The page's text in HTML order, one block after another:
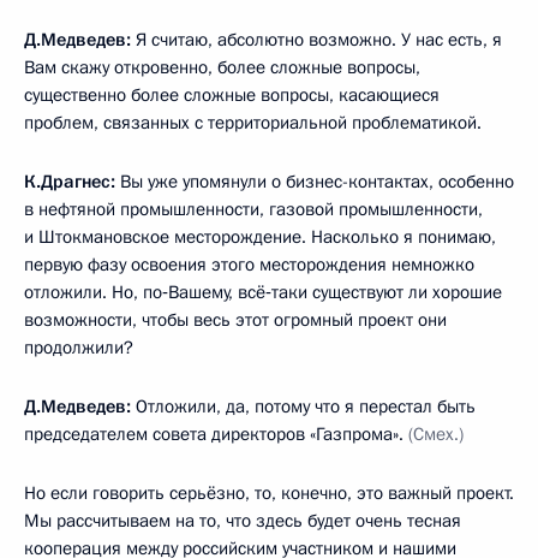
Д.Медведев: Я считаю, абсолютно возможно. У нас есть, я
Вам скажу откровенно, более сложные вопросы,
существенно более сложные вопросы, касающиеся
проблем, связанных с территориальной проблематикой.
К.Драгнес: Вы уже упомянули о бизнес-контактах, особенно
в нефтяной промышленности, газовой промышленности,
и Штокмановское месторождение. Насколько я понимаю,
первую фазу освоения этого месторождения немножко
отложили. Но, по‑Вашему, всё‑таки существуют ли хорошие
возможности, чтобы весь этот огромный проект они
продолжили?
Д.Медведев: Отложили, да, потому что я перестал быть
председателем совета директоров «Газпрома». (Смех.)
Но если говорить серьёзно, то, конечно, это важный проект.
Мы рассчитываем на то, что здесь будет очень тесная
кооперация между российским участником и нашими